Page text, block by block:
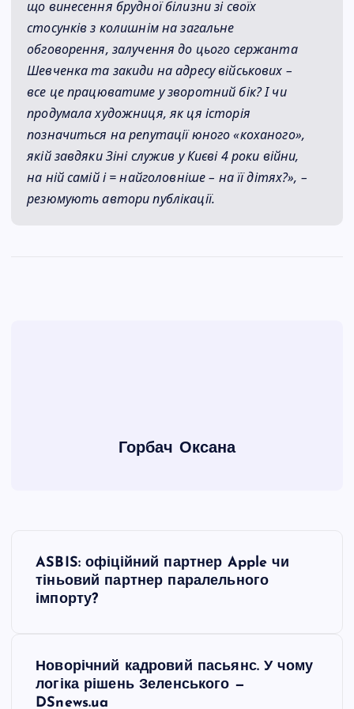
що винесення брудної білизни зі своїх
стосунків з колишнім на загальне
обговорення, залучення до цього сержанта
Шевченка та закиди на адресу військових –
все це працюватиме у зворотний бік? І чи
продумала художниця, як ця історія
позначиться на репутації юного «коханого»,
якій завдяки Зіні служив у Києві 4 роки війни,
на ній самій і = найголовніше – на її дітях?», –
резюмують автори публікації.
Горбач Оксана
ASBIS: офіційний партнер Apple чи
тіньовий партнер паралельного
імпорту?
Новорічний кадровий пасьянс. У чому
логіка рішень Зеленського —
DSnews.ua